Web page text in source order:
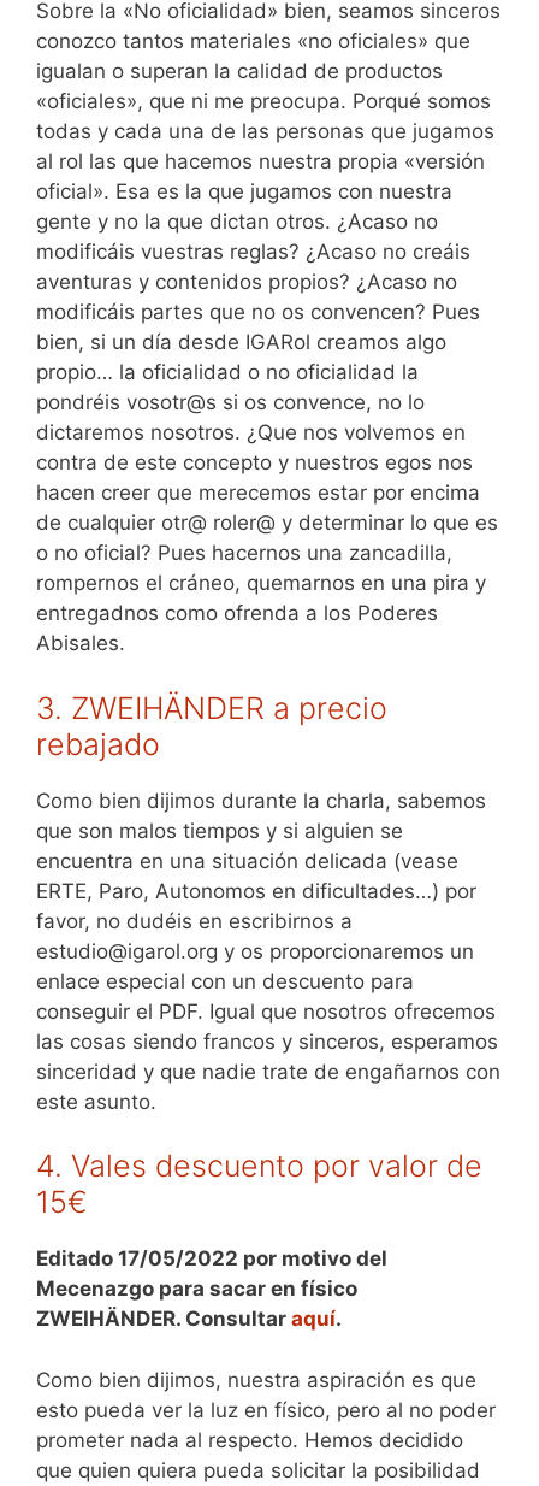
Sobre la «No oficialidad» bien, seamos sinceros
conozco tantos materiales «no oficiales» que
igualan o superan la calidad de productos
«oficiales», que ni me preocupa. Porqué somos
todas y cada una de las personas que jugamos
al rol las que hacemos nuestra propia «versión
oficial». Esa es la que jugamos con nuestra
gente y no la que dictan otros. ¿Acaso no
modificáis vuestras reglas? ¿Acaso no creáis
aventuras y contenidos propios? ¿Acaso no
modificáis partes que no os convencen? Pues
bien, si un día desde IGARol creamos algo
propio… la oficialidad o no oficialidad la
pondréis vosotr@s si os convence, no lo
dictaremos nosotros. ¿Que nos volvemos en
contra de este concepto y nuestros egos nos
hacen creer que merecemos estar por encima
de cualquier otr@ roler@ y determinar lo que es
o no oficial? Pues hacernos una zancadilla,
rompernos el cráneo, quemarnos en una pira y
entregadnos como ofrenda a los Poderes
Abisales.
3. ZWEIHÄNDER a precio
rebajado
Como bien dijimos durante la charla, sabemos
que son malos tiempos y si alguien se
encuentra en una situación delicada (vease
ERTE, Paro, Autonomos en dificultades…) por
favor, no dudéis en escribirnos a
estudio@igarol.org y os proporcionaremos un
enlace especial con un descuento para
conseguir el PDF. Igual que nosotros ofrecemos
las cosas siendo francos y sinceros, esperamos
sinceridad y que nadie trate de engañarnos con
este asunto.
4. Vales descuento por valor de
15€
Editado 17/05/2022 por motivo del
Mecenazgo para sacar en físico
ZWEIHÄNDER. Consultar aquí.
Como bien dijimos, nuestra aspiración es que
esto pueda ver la luz en físico, pero al no poder
prometer nada al respecto. Hemos decidido
que quien quiera pueda solicitar la posibilidad